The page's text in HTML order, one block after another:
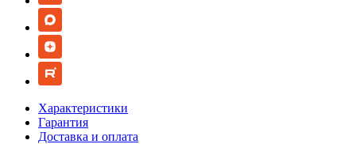
Характеристики
Гарантия
Доставка и оплата